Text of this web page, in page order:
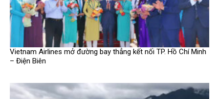
Vietnam Airlines mở đường bay thẳng kết nối TP. Hồ Chí Minh
– Điện Biên